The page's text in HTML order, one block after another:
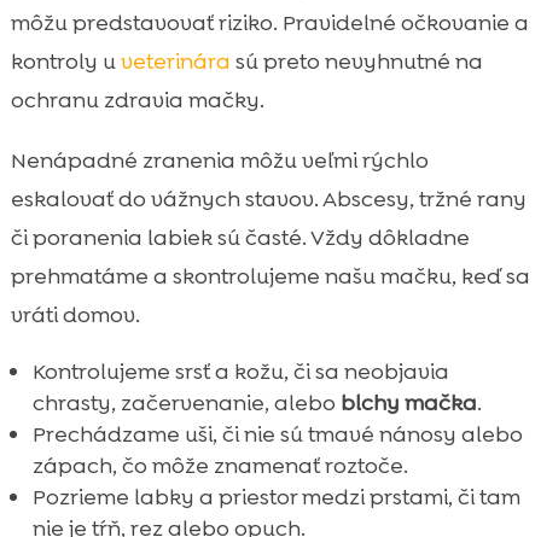
môžu predstavovať riziko. Pravidelné očkovanie a
kontroly uveterinára sú preto nevyhnutné na
ochranu zdravia mačky.
Nenápadné zranenia môžu veľmi rýchlo
eskalovať do vážnych stavov. Abscesy, tržné rany
či poranenia labiek sú časté. Vždy dôkladne
prehmatáme a skontrolujeme našu mačku, keď sa
vráti domov.
Kontrolujeme srsť a kožu, či sa neobjavia
chrasty, začervenanie, alebo blchy mačka.
Prechádzame uši, či nie sú tmavé nánosy alebo
zápach, čo môže znamenať roztoče.
Pozrieme labky a priestor medzi prstami, či tam
nie je tŕň, rez alebo opuch.